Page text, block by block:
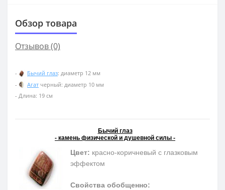
Обзор товара
Отзывов (0)
- Бычий глаз: диаметр 12 мм
-
Агат черный: диаметр 10 мм
- Длина: 19 см
Бычий глаз
- камень физической и душевной силы -
Цвет: красно-коричневый с глазковым
эффектом
Свойства обобщенно: